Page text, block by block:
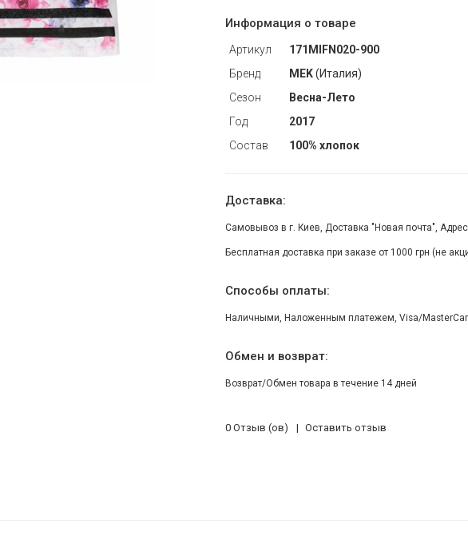
Информация о товаре
Артикул
171MIFN020-900
Бренд
MEK(Италия)
Сезон
Весна-Лето
Год
2017
Состав
100% хлопок
Доставка:
Самовывоз в г. Киев, Доставка "Новая почта",
Бесплатная доставка при заказе от 1000 грн (не
Способы оплаты:
Наличными, Наложенным платежем, Visa/
Обмен и возврат:
Возврат/Обмен товара в течение 14 дней
0 Отзыв (ов) Оставить отзыв